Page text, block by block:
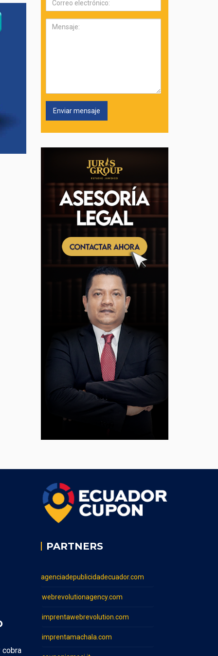
electrónico:
Mensaje:
cobra
PARTNERS
agenciadepublicidadecuador.com
webrevolutionagency.com
imprentawebrevolution.com
imprentamachala.com